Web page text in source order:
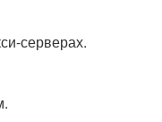
серверах.